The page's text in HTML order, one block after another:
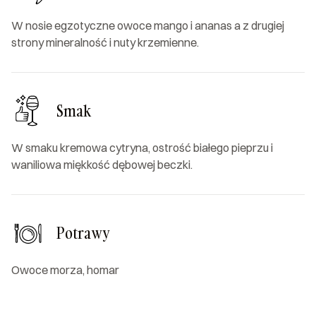
W nosie egzotyczne owoce mango i ananas a z drugiej
strony mineralność i nuty krzemienne.
Smak
W smaku kremowa cytryna, ostrość białego pieprzu i
waniliowa miękkość dębowej beczki.
Potrawy
Owoce morza, homar